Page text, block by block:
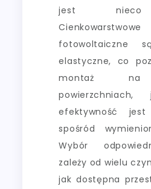
jest nieco
fotowoltaiczne
elastyczne, co
montaż na
efektywność jest
spośród
Wybór
zależy od wielu
jak dostępna